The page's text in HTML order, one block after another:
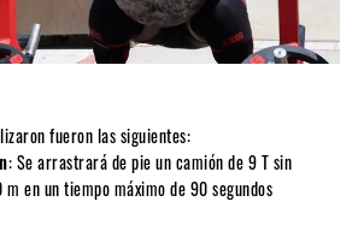
fueron las siguientes:
: Se arrastrará de pie un camión de 9 T sin
en un tiempo máximo de 90 segundos